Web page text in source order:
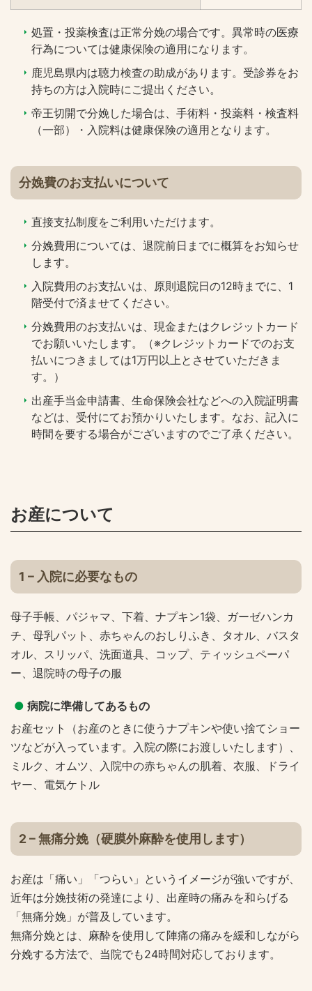
処置・投薬検査は正常分娩の場合です。異常時の医療
行為については健康保険の適用になります。
鹿児島県内は聴力検査の助成があります。受診券をお
持ちの方は入院時にご提出ください。
帝王切開で分娩した場合は、手術料・投薬料・検査料
（一部）・入院料は健康保険の適用となります。
分娩費のお支払いについて
直接支払制度をご利用いただけます。
分娩費用については、退院前日までに概算をお知らせ
します。
入院費用のお支払いは、原則退院日の12時までに、1
階受付で済ませてください。
分娩費用のお支払いは、現金またはクレジットカード
でお願いいたします。（※クレジットカードでのお支
払いにつきましては1万円以上とさせていただきま
す。）
出産手当金申請書、生命保険会社などへの入院証明書
などは、受付にてお預かりいたします。なお、記入に
時間を要する場合がございますのでご了承ください。
お産について
1 – 入院に必要なもの
母子手帳、パジャマ、下着、ナプキン1袋、ガーゼハンカ
チ、母乳パット、赤ちゃんのおしりふき、タオル、バスタ
オル、スリッパ、洗面道具、コップ、ティッシュペーパ
ー、退院時の母子の服
● 病院に準備してあるもの
お産セット（お産のときに使うナプキンや使い捨てショー
ツなどが入っています。入院の際にお渡しいたします）、
ミルク、オムツ、入院中の赤ちゃんの肌着、衣服、ドライ
ヤー、電気ケトル
2 – 無痛分娩（硬膜外麻酔を使用します）
お産は「痛い」「つらい」というイメージが強いですが、
近年は分娩技術の発達により、出産時の痛みを和らげる
「無痛分娩」が普及しています。
無痛分娩とは、麻酔を使用して陣痛の痛みを緩和しながら
分娩する方法で、当院でも24時間対応しております。